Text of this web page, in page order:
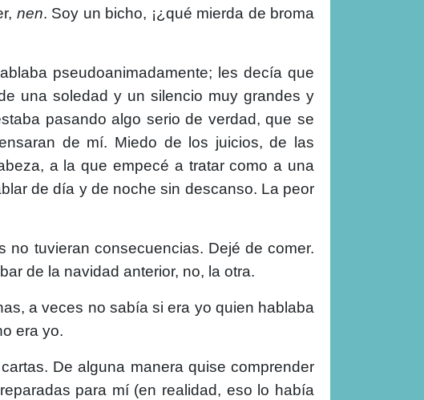
nen. Soy un bicho, ¡¿qué mierda de broma
pseudoanimadamente; les decía que
una soledad y un silencio muy grandes y
pasando algo serio de verdad, que se
de mí. Miedo de los juicios, de las
a la que empecé a tratar como a una
de día y de noche sin descanso. La peor
no tuvieran consecuencias. Dejé de comer.
de la navidad anterior, no, la otra.
a veces no sabía si era yo quien hablaba
era yo.
De alguna manera quise comprender
para mí (en realidad, eso lo había